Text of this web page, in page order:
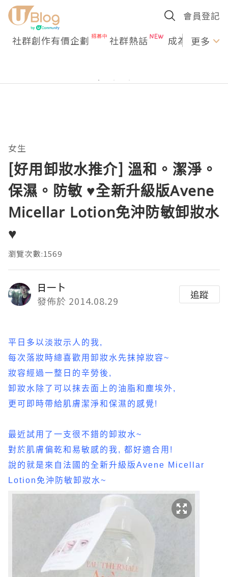
會員登記
社群創作有價企劃 社群熱話 成為U更多
女生
[好用卸妝水推介] 溫和。潔淨。
保濕。防敏 ♥全新升級版Avene
Micellar Lotion免沖防敏卸妝水
♥
瀏覽次數:1569
日一卜
發佈於 2014.08.29
追蹤
平日多以淡妝示人的我,
每次落妝時總喜歡用卸妝水先抹掉妝容~
妝容經過一整日的辛勞後,
卸妝水除了可以抹去面上的油脂和塵埃外,
更可即時帶給肌膚潔淨和保濕的感覺!
最近試用了一支很不錯的卸妝水~
對於肌膚偏乾和易敏感的我, 都好適合用!
說的就是來自法國的全新升級版Avene Micellar
Lotion免沖防敏卸妝水~